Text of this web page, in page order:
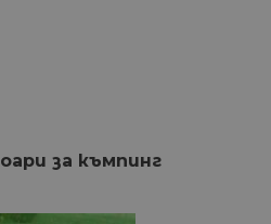
за къмпинг